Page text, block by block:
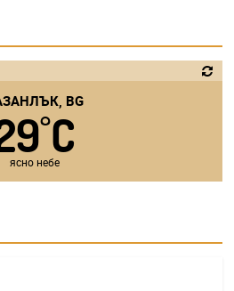
BG
°C
ясно небе